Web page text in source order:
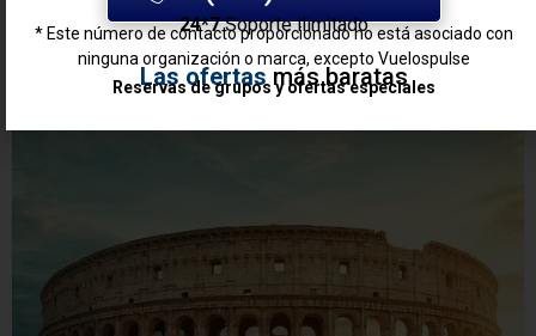
24*7Soporte ilimitado
* Este número de contacto proporcionado no está asociado con
ninguna organización o marca, excepto Vuelospulse
Las ofertasmás baratas
Reservas de grupos y ofertas especiales